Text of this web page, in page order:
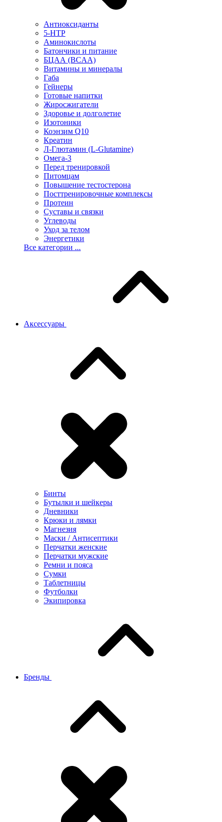
Антиоксиданты
5-HTP
Аминокислоты
Батончики и питание
БЦАА (BCAA)
Витамины и минералы
Габа
Гейнеры
Готовые напитки
Жиросжигатели
Здоровье и долголетие
Изотоники
Коэнзим Q10
Креатин
Л-Глютамин (L-Glutamine)
Омега-3
Перед тренировкой
Питомцам
Повышение тестостерона
Посттренировочные комплексы
Протеин
Суставы и связки
Углеводы
Уход за телом
Энергетики
Все категории ...
Аксессуары
Бинты
Бутылки и шейкеры
Дневники
Крюки и лямки
Магнезия
Маски / Антисептики
Перчатки женские
Перчатки мужские
Ремни и пояса
Сумки
Таблетницы
Футболки
Экипировка
Бренды